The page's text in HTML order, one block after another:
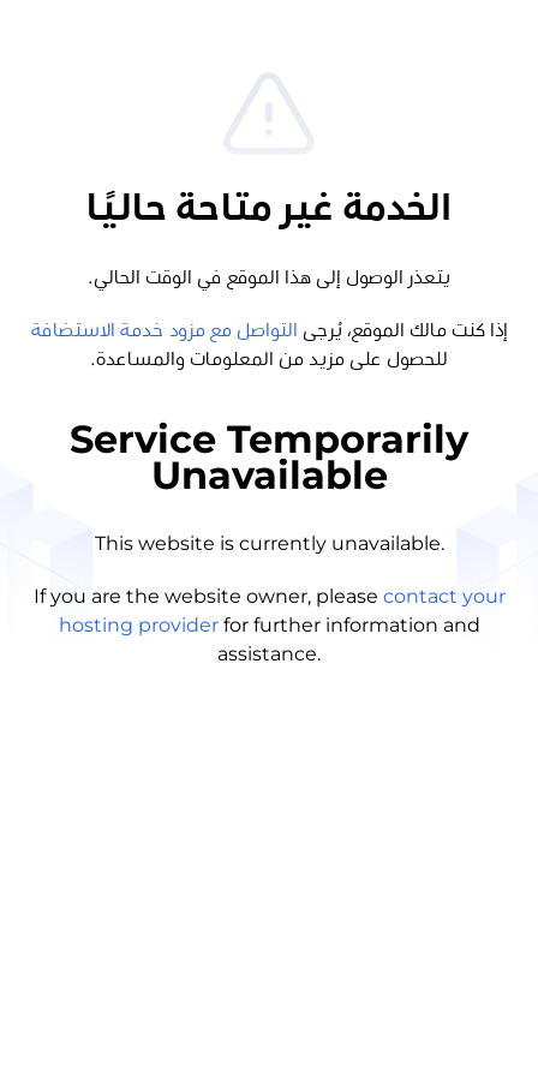
الخدمة غير متاحة حاليًا
يتعذر الوصول إلى هذا الموقع في الوقت الحالي.
إذا كنت مالك الموقع، يُرجى
التواصل مع مزود خدمة الاستضافة
للحصول على مزيد من المعلومات والمساعدة.
Service Temporarily
Unavailable
This website is currently unavailable.
If you are the website owner, please contact your
hosting provider for further information and
assistance.